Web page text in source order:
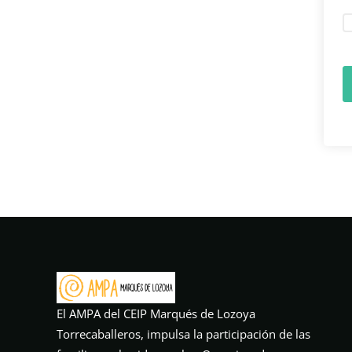
El AMPA del CEIP Marqués de Lozoya
Torrecaballeros, impulsa la participación de las